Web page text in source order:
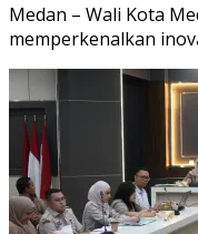
Medan – Wali Kota
memperkenalkan